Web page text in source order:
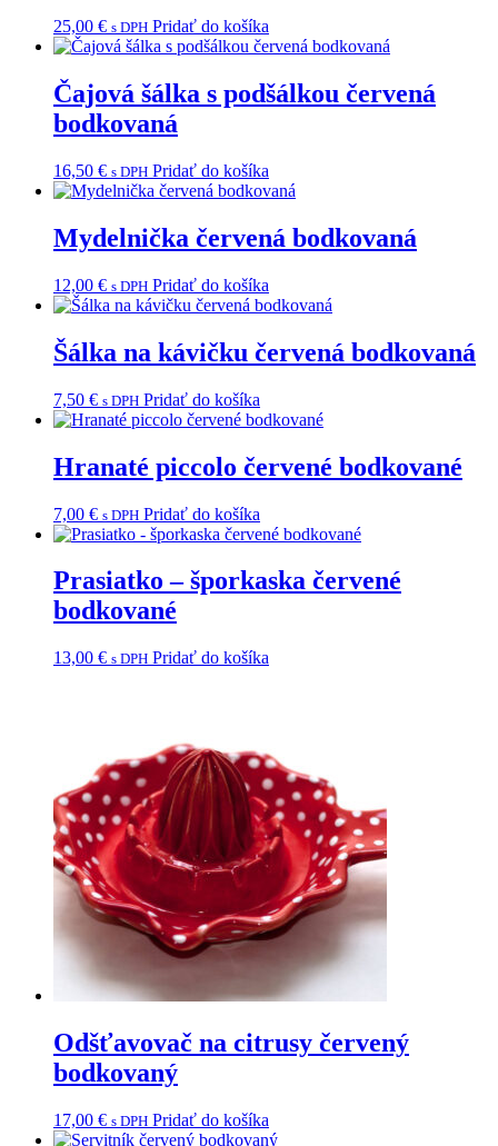
25,00 € s DPH Pridať do košíka
Čajová šálka s podšálkou červená
bodkovaná
16,50 € s DPH Pridať do košíka
Mydelnička červená bodkovaná
12,00 € s DPH Pridať do košíka
Šálka na kávičku červená bodkovaná
7,50 € s DPH Pridať do košíka
Hranaté piccolo červené bodkované
7,00 € s DPH Pridať do košíka
Prasiatko – šporkaska červené
bodkované
13,00 € s DPH Pridať do košíka
Odšťavovač na citrusy červený
bodkovaný
17,00 € s DPH Pridať do košíka